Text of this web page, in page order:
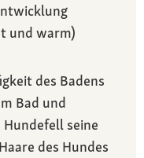
und warm)
des Badens
Bad und
seine
des Hundes